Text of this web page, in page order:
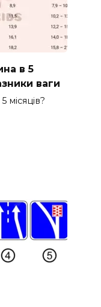
в 5
ваги
місяців?